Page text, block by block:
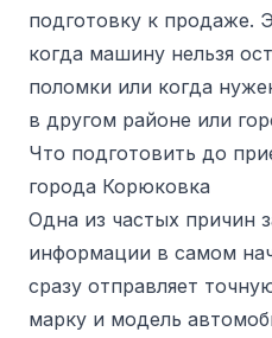
подготовку к продаже.
когда машину нельзя
поломки или когда
в другом районе или
Что подготовить до
города Корюковка
Одна из частых причин
информации в самом
сразу отправляет
марку и модель